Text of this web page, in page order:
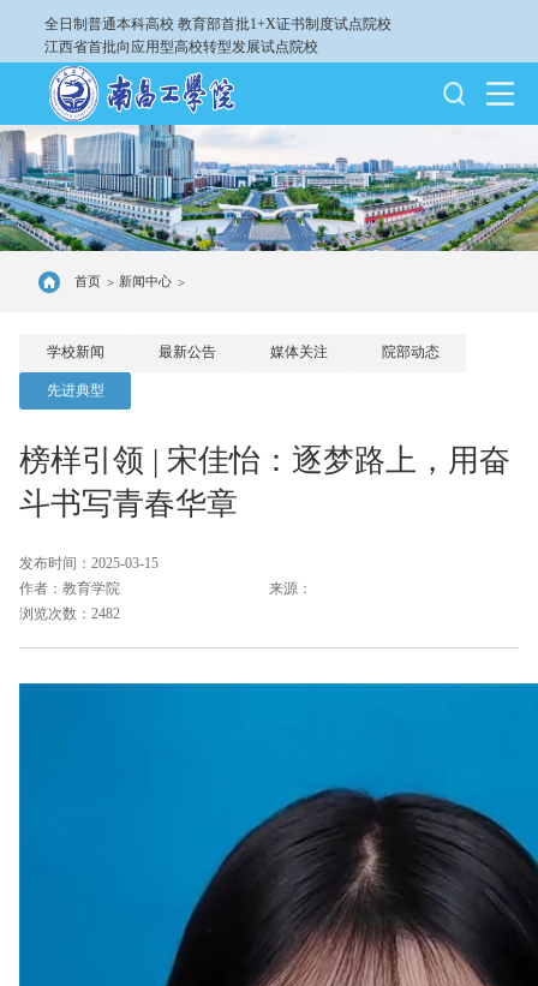
全日制普通本科高校 教育部首批1+X证书制度试点院校
江西省首批向应用型高校转型发展试点院校
首页 > 新闻中心 >
学校新闻 最新公告 媒体关注 院部动态
先进典型
榜样引领 | 宋佳怡：逐梦路上，用奋
斗书写青春华章
发布时间：2025-03-15
作者：教育学院
来源：
浏览次数：2482